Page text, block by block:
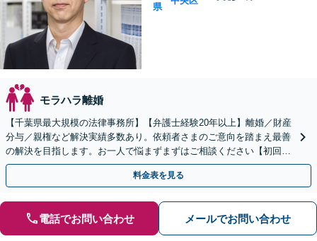
県
モラハラ離婚
【千葉県最大規模の法律事務所】【弁護士経験20年以上】離婚／財産
分与／親権など解決実績多数あり。依頼者さまのご意向を踏まえ最善
の解決を目指します。お一人で悩まずまずはご相談ください【初回来
所相談無料】【電話・web面談可】【千葉中央駅5分】
料金表を見る
電話でお問い合わせ メールでお問い合わせ